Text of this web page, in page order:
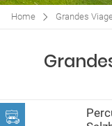
Home Grandes